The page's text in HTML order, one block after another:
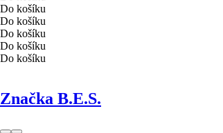
Do košíku
Do košíku
Do košíku
Do košíku
Do košíku
Značka B.E.S.